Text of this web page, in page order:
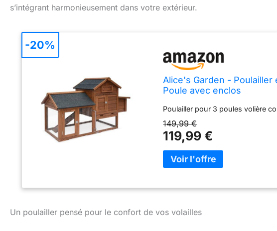
s’intégrant harmonieusement dans votre extérieur.
Alice's Garden - Poulailler
Poule avec enclos
Poulailler pour 3 poules volière
149,99 €
119,99 €
-20%
Un poulailler pensé pour le confort de vos volailles